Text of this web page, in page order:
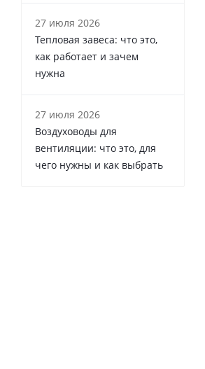
27 июля 2026
Тепловая завеса: что это,
как работает и зачем
нужна
27 июля 2026
Воздуховоды для
вентиляции: что это, для
чего нужны и как выбрать